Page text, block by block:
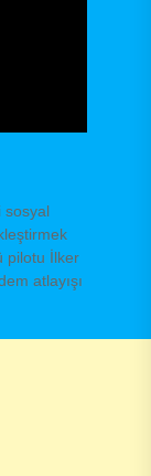
sosyal
pilotu İlker
atlayışı